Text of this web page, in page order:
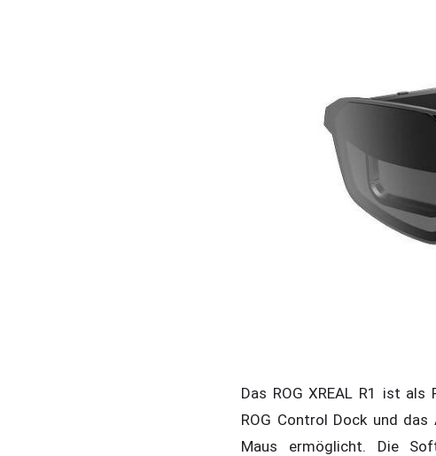
Das ROG XREAL R1 ist
ROG Control Dock und
Maus ermöglicht. Die